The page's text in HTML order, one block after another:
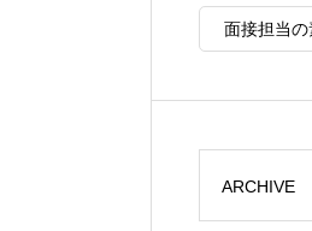
面接担当の
ARCHIVE